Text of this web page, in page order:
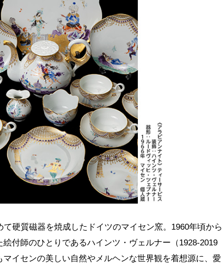
硬質磁器を焼成したドイツのマイセン窯。1960年頃から
付師のひとりであるハインツ・ヴェルナー（1928-2019
イセンの美しい自然やメルヘンな世界観を着想源に、愛